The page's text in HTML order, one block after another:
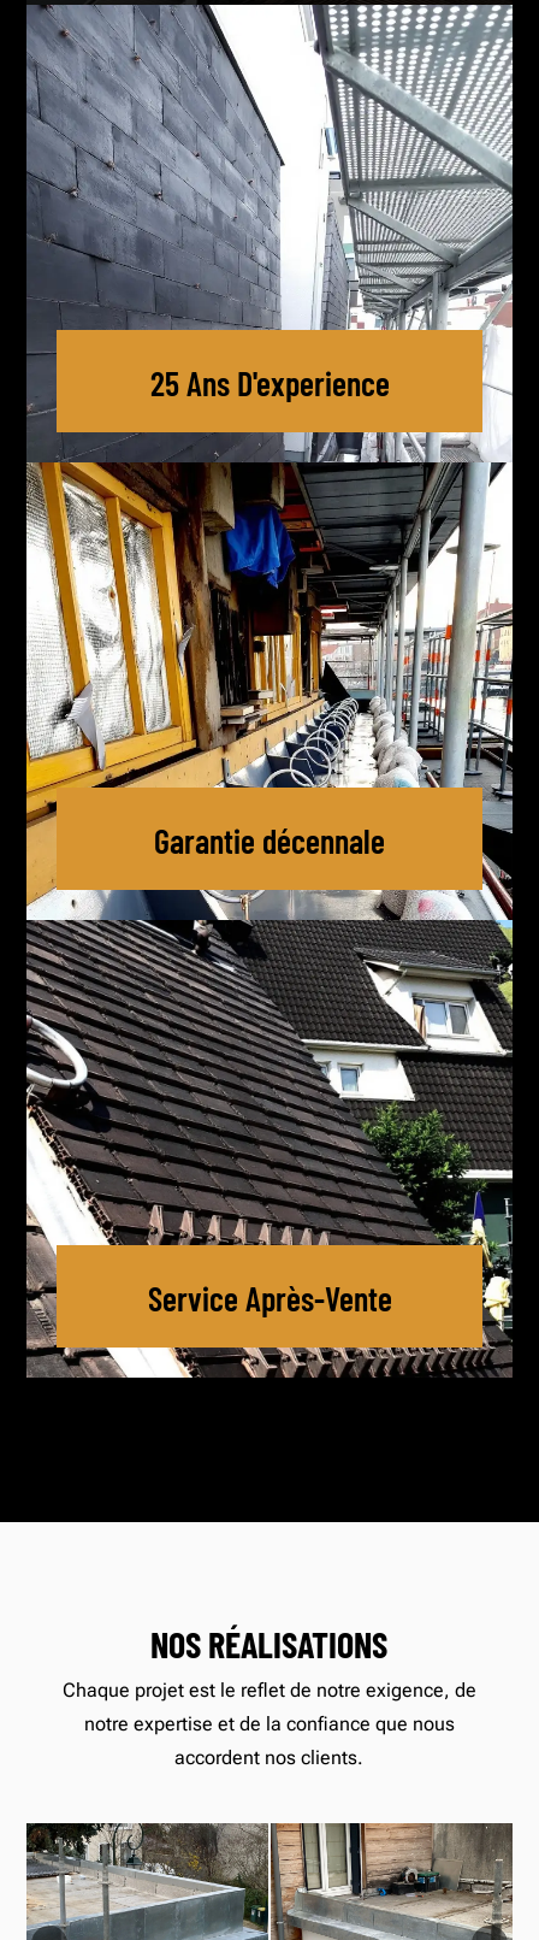
25 Ans D'experience
Garantie décennale
Service Après-Vente
NOS RÉALISATIONS
Chaque projet est le reflet de notre exigence, de
notre expertise et de la confiance que nous
accordent nos clients.